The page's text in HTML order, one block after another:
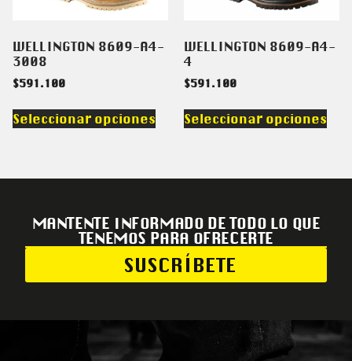
WELLINGTON 8609-A4-
3008
$591.100
Seleccionar opciones
WELLINGTON 8609-A4-
4
$591.100
Seleccionar opciones
MANTENTE INFORMADO DE TODO LO QUE
TENEMOS PARA OFRECERTE
SUSCRÍBETE